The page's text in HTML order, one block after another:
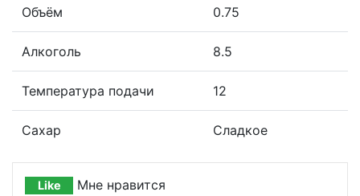
Объём 0.75
Алкоголь 8.5
Температура подачи 12
Сахар Сладкое
Like
Мне нравится